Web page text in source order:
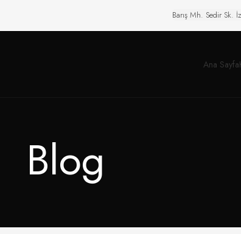
Barış Mh. Sedir
Ana Sayfa
Blog